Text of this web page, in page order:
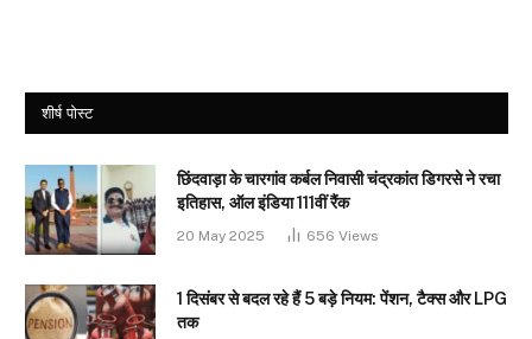
शीर्ष पोस्ट
छिंदवाड़ा के चारगांव कर्बल निवासी चंद्रकांत डिगरसे ने रचा
इतिहास, ऑल इंडिया 111वीं रैंक
20 May 2025 656 Views
1 दिसंबर से बदल रहे हैं 5 बड़े नियम: पेंशन, टैक्स और LPG
तक